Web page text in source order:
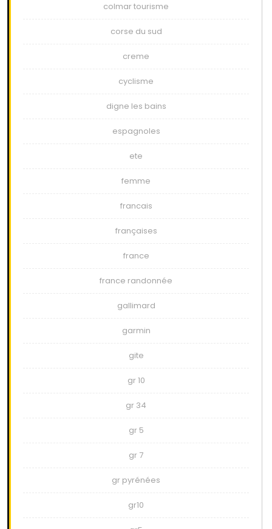
colmar tourisme
corse du sud
creme
cyclisme
digne les bains
espagnoles
ete
femme
francais
françaises
france
france randonnée
gallimard
garmin
gite
gr 10
gr 34
gr 5
gr 7
gr pyrénées
gr10